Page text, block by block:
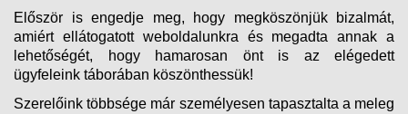
Először is engedje meg, hogy megköszönjük bizalmát,
amiért ellátogatott weboldalunkra és megadta annak a
lehetőségét, hogy hamarosan önt is az elégedett
ügyfeleink táborában köszönthessük!
Szerelőink többsége már személyesen tapasztalta a meleg